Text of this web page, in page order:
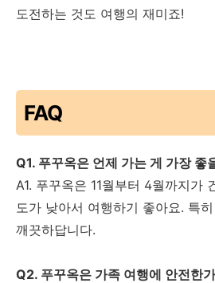
도전하는 것도 여행의 재미죠!
FAQ
Q1. 푸꾸옥은 언제 가는 게 가장 좋
A1. 푸꾸옥은 11월부터 4월까지가
도가 낮아서 여행하기 좋아요. 특
깨끗하답니다.
Q2. 푸꾸옥은 가족 여행에 안전한